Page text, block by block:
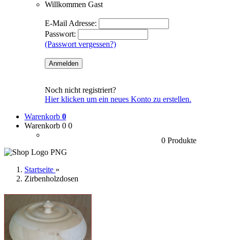
Willkommen Gast
E-Mail Adresse:
Passwort:
(Passwort vergessen?)
Noch nicht registriert?
Hier klicken um ein neues Konto zu erstellen.
Warenkorb 0
Warenkorb 0 0
0 Produkte
Startseite »
Zirbenholzdosen